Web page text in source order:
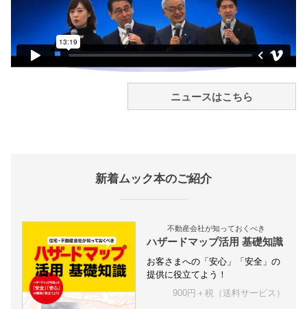
ニュースはこちら
新着ムック本のご紹介
不動産会社が知っておくべき
ハザードマップ活用 基礎知識
お客さまへの「安心」「安全」の
提供に役立てよう！
900円＋税（送料サービス）